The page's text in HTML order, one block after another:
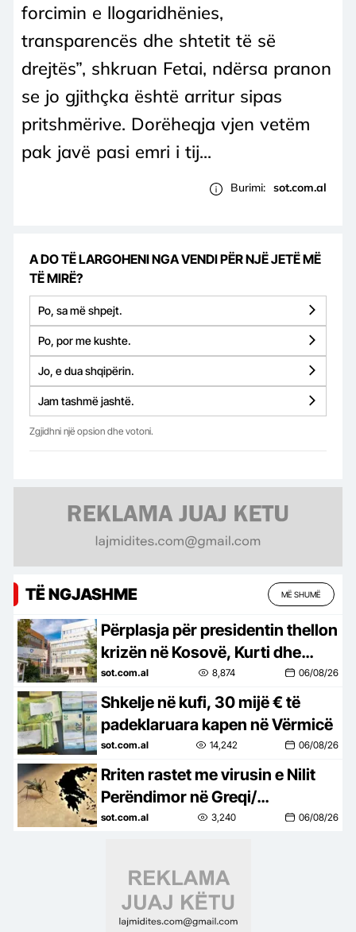
forcimin e llogaridhënies,
transparencës dhe shtetit të së
drejtës”, shkruan Fetai, ndërsa pranon
se jo gjithçka është arritur sipas
pritshmërive. Dorëheqja vjen vetëm
pak javë pasi emri i tij...
Burimi: sot.com.al
A DO TË LARGOHENI NGA VENDI PËR NJË JETË MË
TË MIRË?
Po, sa më shpejt.
Po, por me kushte.
Jo, e dua shqipërin.
Jam tashmë jashtë.
Zgjidhni një opsion dhe votoni.
TË NGJASHME MË SHUMË
Përplasja për presidentin thellon
krizën në Kosovë, Kurti dhe
Abdixhiku mbeten pa
marrëveshje, Haradinaj
akuzon…
sot.com.al 8,874 06/08/26
Shkelje në kufi, 30 mijë € të
padeklaruara kapen në Vërmicë
sot.com.al 14,242 06/08/26
Rriten rastet me virusin e Nilit
Perëndimor në Greqi/
Raportohen 6 viktima, dhe
sot.com.al 3,240 06/08/26